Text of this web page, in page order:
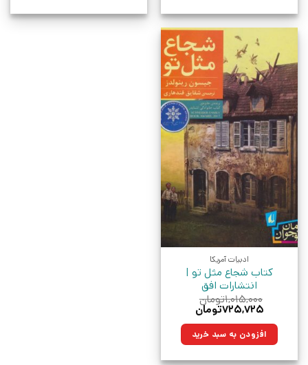
ادبیات آمریکا
کتاب شجاع مثل تو |
انتشارات افق
۱,۰۱۵,۰۰۰تومان
قیمت
۱,۰۱۵,۰۰۰تومان
بود.
۷۲۵,۷۲۵تومان
۷۲۵,۷۲۵تومان.افزودن به سبد خرید